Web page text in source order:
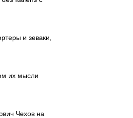
и зеваки,
их мысли
Чехов на